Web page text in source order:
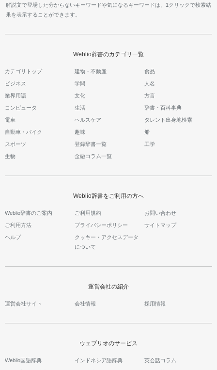
解説文で登場した分からないキーワードや気になるキーワードは、1クリックで検索結
果を表示することができます。
Weblio辞書のカテゴリ一覧
カテゴリトップ 建物・不動産 食品
ビジネス 学問 人名
業界用語 文化 方言
コンピュータ 生活 辞書・百科事典
電車 ヘルスケア タレント出身地検索
自動車・バイク 趣味 船
スポーツ 登録辞書一覧 工学
生物 金融コラム一覧
Weblio辞書をご利用の方へ
Weblio辞書のご案内 ご利用規約 お問い合わせ
ご利用方法 プライバシーポリシー サイトマップ
ヘルプ
クッキー・アクセスデータ
について
運営会社の紹介
運営会社サイト 会社情報 採用情報
ウェブリオのサービス
Weblio国語辞典 インドネシア語辞典 英会話コラム